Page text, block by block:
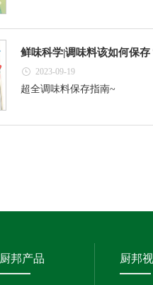
鲜味科学|调味料该如何保存
2023-09-19
超全调味料保存指南~
厨邦产品 厨邦